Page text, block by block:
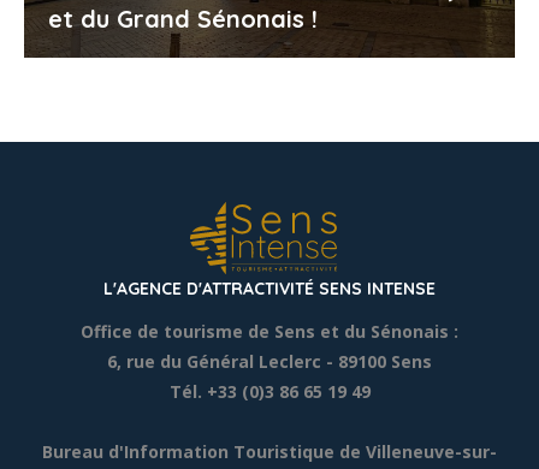
et du Grand Sénonais !
L'AGENCE D'ATTRACTIVITÉ SENS INTENSE
Office de tourisme de Sens et du Sénonais :
6, rue du Général Leclerc - 89100 Sens
Tél. +33 (0)3 86 65 19 49
Bureau d'Information Touristique de Villeneuve-sur-